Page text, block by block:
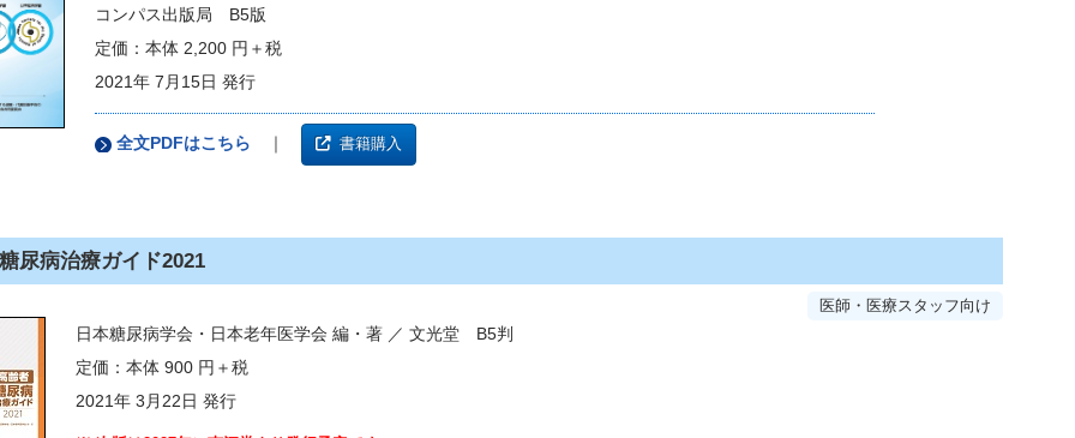
コンパス出版局 B5版
定価：本体 2,200 円＋税
2021年 7月15日 発行
全文PDFはこちら ｜ 書籍購入
尿病治療ガイド2021
医師・医療スタッフ向け
日本糖尿病学会・日本老年医学会 編・著 ／ 文光堂 B5判
定価：本体 900 円＋税
2021年 3月22日 発行